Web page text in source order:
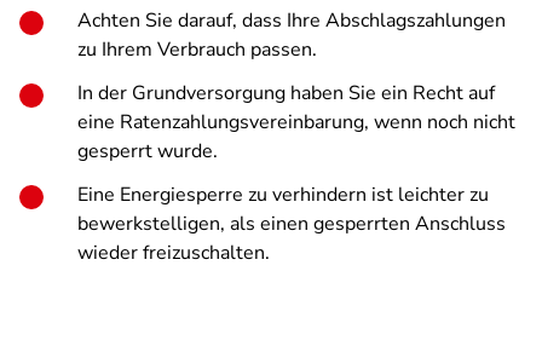
Achten Sie darauf, dass Ihre Abschlagszahlungen
zu Ihrem Verbrauch passen.
In der Grundversorgung haben Sie ein Recht auf
eine Ratenzahlungsvereinbarung, wenn noch nicht
gesperrt wurde.
Eine Energiesperre zu verhindern ist leichter zu
bewerkstelligen, als einen gesperrten Anschluss
wieder freizuschalten.